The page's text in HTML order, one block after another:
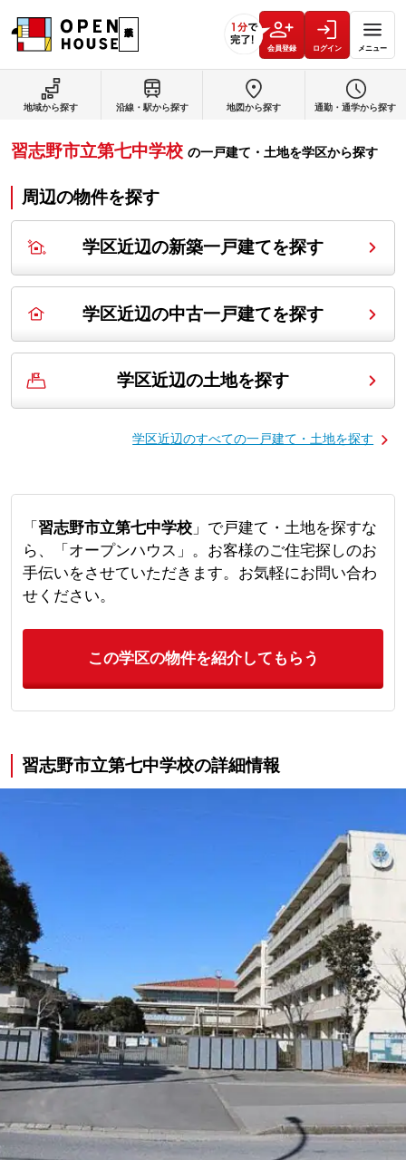
会員登録 ログイン メニュー
地域から探す 沿線・駅から探す 地図から探す 通勤・通学から探す
習志野市立第七中学校 の一戸建て・土地を学区から探す
周辺の物件を探す
学区近辺の新築一戸建てを探す
学区近辺の中古一戸建てを探す
学区近辺の土地を探す
学区近辺のすべての一戸建て・土地を探す
「 習志野市立第七中学校」で戸建て・土地を探すな
ら、「オープンハウス」。お客様のご住宅探しのお
手伝いをさせていただきます。お気軽にお問い合わ
せください。
この学区の物件を紹介してもらう
習志野市立第七中学校の詳細情報